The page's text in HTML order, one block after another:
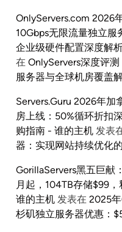
OnlyServers.com 2026
10Gbps无限流量独立服
企业级硬件配置深度解
在 OnlyServers深度评
服务器与全球机房覆盖
Servers.Guru 2026年加
房上线：50%循环折扣
购指南 - 谁的主机 发表
器：实现网站持续优化
GorillaServers黑五巨献
月起，104TB存储$99
谁的主机 发表在 2025
杉矶独立服务器优惠：